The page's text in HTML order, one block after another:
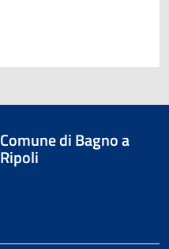
Comune di Bagno a
Ripoli